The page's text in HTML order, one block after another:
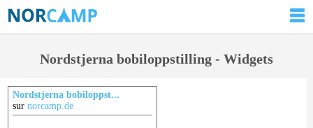
Nordstjerna bobiloppstilling - Widgets
Nordstjerna bobiloppst...
sur norcamp.de